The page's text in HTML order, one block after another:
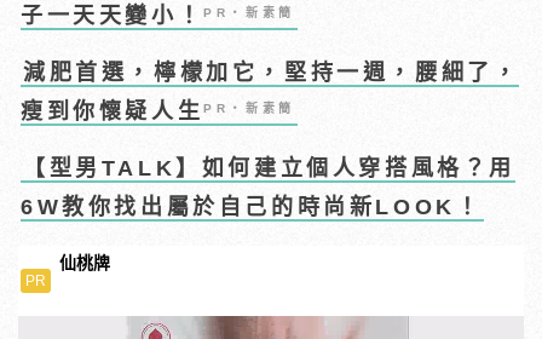
子一天天變小！PR・新素簡
減肥首選，檸檬加它，堅持一週，腰細了，
瘦到你懷疑人生PR・新素簡
【型男TALK】如何建立個人穿搭風格？用
6W教你找出屬於自己的時尚新LOOK！
PR
仙桃牌